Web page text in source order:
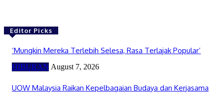
Editor Picks
‘Mungkin Mereka Terlebih Selesa, Rasa Terlajak Popular’
HIBURAN August 7, 2026
UOW Malaysia Raikan Kepelbagaian Budaya dan Kerjasama